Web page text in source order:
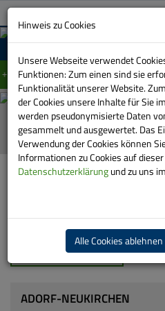
03733 151-0 A+
im Linienverlauf der Linie
Automatische
Bilder-
Show
stoppen
HOME FAHRPLAN
ADORF-NEUKIRCHEN
Hinweis zu Cookies
Unsere Webseite verwendet
Funktionen: Zum einen sind sie
Funktionalität unserer Website.
der Cookies unsere Inhalte für Sie
werden pseudonymisierte Daten
gesammelt und ausgewertet. Das
Verwendung der Cookies können
Informationen zu Cookies auf
Datenschutzerklärungund zu uns im
Alle Cookies ablehnen